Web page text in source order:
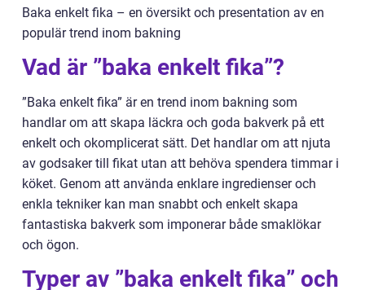
Baka enkelt fika – en översikt och presentation av en
populär trend inom bakning
Vad är ”baka enkelt fika”?
”Baka enkelt fika” är en trend inom bakning som
handlar om att skapa läckra och goda bakverk på ett
enkelt och okomplicerat sätt. Det handlar om att njuta
av godsaker till fikat utan att behöva spendera timmar i
köket. Genom att använda enklare ingredienser och
enkla tekniker kan man snabbt och enkelt skapa
fantastiska bakverk som imponerar både smaklökar
och ögon.
Typer av ”baka enkelt fika” och